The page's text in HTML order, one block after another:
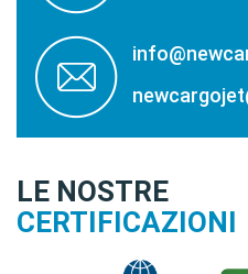
LE NOSTRE
CERTIFICAZIONI